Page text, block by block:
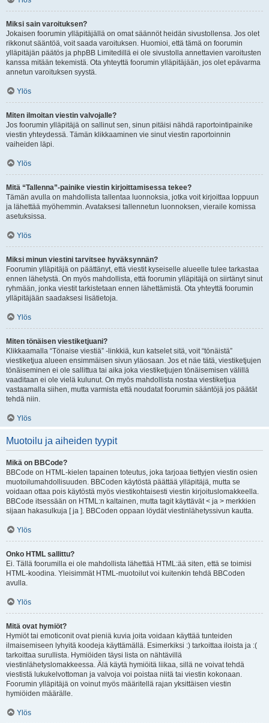
Miksi sain varoituksen?
Jokaisen foorumin ylläpitäjällä on omat säännöt heidän sivustollensa. Jos olet
rikkonut sääntöä, voit saada varoituksen. Huomioi, että tämä on foorumin
ylläpitäjän päätös ja phpBB Limitedillä ei ole sivustolla annettavien varoitusten
kanssa mitään tekemistä. Ota yhteyttä foorumin ylläpitäjään, jos olet epävarma
annetun varoituksen syystä.
Ylös
Miten ilmoitan viestin valvojalle?
Jos foorumin ylläpitäjä on sallinut sen, sinun pitäisi nähdä raportointipainike
viestin yhteydessä. Tämän klikkaaminen vie sinut viestin raportoinnin
vaiheiden läpi.
Ylös
Mitä “Tallenna”-painike viestin kirjoittamisessa tekee?
Tämän avulla on mahdollista tallentaa luonnoksia, jotka voit kirjoittaa loppuun
ja lähettää myöhemmin. Avataksesi tallennetun luonnoksen, vieraile komissa
asetuksissa.
Ylös
Miksi minun viestini tarvitsee hyväksynnän?
Foorumin ylläpitäjä on päättänyt, että viestit kyseiselle alueelle tulee tarkastaa
ennen lähetystä. On myös mahdollista, että foorumin ylläpitäjä on siirtänyt sinut
ryhmään, jonka viestit tarkistetaan ennen lähettämistä. Ota yhteyttä foorumin
ylläpitäjään saadaksesi lisätietoja.
Ylös
Miten tönäisen viestiketjuani?
Klikkaamalla “Tönaise viestiä” -linkkiä, kun katselet sitä, voit “tönäistä”
viestiketjua alueen ensimmäisen sivun yläosaan. Jos et näe tätä, viestiketjujen
tönäiseminen ei ole sallittua tai aika joka viestiketjujen tönäisemisen välillä
vaaditaan ei ole vielä kulunut. On myös mahdollista nostaa viestiketjua
vastaamalla siihen, mutta varmista että noudatat foorumin sääntöjä jos päätät
tehdä niin.
Ylös
Muotoilu ja aiheiden tyypit
Mikä on BBCode?
BBCode on HTML-kielen tapainen toteutus, joka tarjoaa tiettyjen viestin osien
muotoilumahdollisuuden. BBCoden käytöstä päättää ylläpitäjä, mutta se
voidaan ottaa pois käytöstä myös viestikohtaisesti viestin kirjoituslomakkeella.
BBCode itsessään on HTML:n kaltainen, mutta tagit käyttävät < ja > merkkien
sijaan hakasulkuja [ ja ]. BBCoden oppaan löydät viestinlähetyssivun kautta.
Ylös
Onko HTML sallittu?
Ei. Tällä foorumilla ei ole mahdollista lähettää HTML:ää siten, että se toimisi
HTML-koodina. Yleisimmät HTML-muotoilut voi kuitenkin tehdä BBCoden
avulla.
Ylös
Mitä ovat hymiöt?
Hymiöt tai emoticonit ovat pieniä kuvia joita voidaan käyttää tunteiden
ilmaisemiseen lyhyitä koodeja käyttämällä. Esimerkiksi :) tarkoittaa iloista ja :(
tarkoittaa surullista. Hymiöiden täysi lista on nähtävillä
viestinlähetyslomakkeessa. Älä käytä hymiöitä liikaa, sillä ne voivat tehdä
viestistä lukukelvottoman ja valvoja voi poistaa niitä tai viestin kokonaan.
Foorumin ylläpitäjä on voinut myös määritellä rajan yksittäisen viestin
hymiöiden määrälle.
Ylös